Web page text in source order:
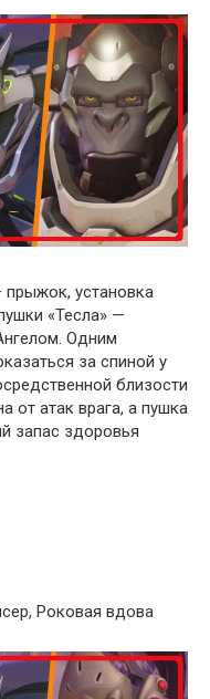
установка
«Тесла» —
Одним
за спиной у
близости
от атак врага, а пушка
запас здоровья
Роковая вдова